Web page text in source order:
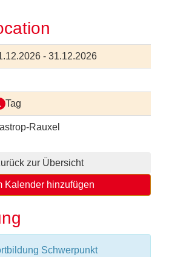
- 31.12.2026
Tag
Rauxel
zur Übersicht
Kalender hinzufügen
Schwerpunkt